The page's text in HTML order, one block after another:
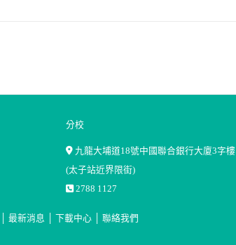
分校
九龍大埔道18號中國聯合銀行大廈3字樓
(太子站近界限街)
2788 1127
最新消息 下載中心│ 聯絡我們